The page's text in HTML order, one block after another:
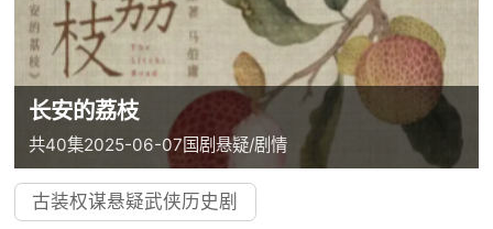
长安的荔枝
共40集2025-06-07 国剧悬疑/剧情
古装权谋悬疑武侠历史剧